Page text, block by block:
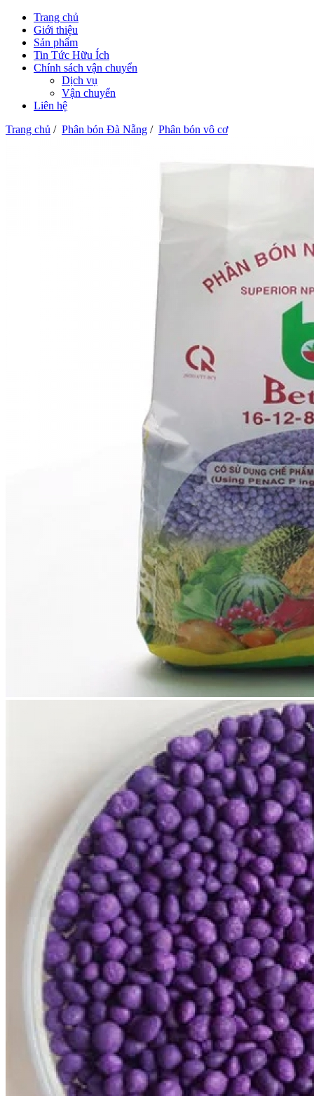
Trang chủ
Giới thiệu
Sản phẩm
Tin Tức Hữu Ích
Chính sách vận chuyển
Dịch vụ
Vận chuyển
Liên hệ
Trang chủ / Phân bón Đà Nẵng / Phân bón vô cơ